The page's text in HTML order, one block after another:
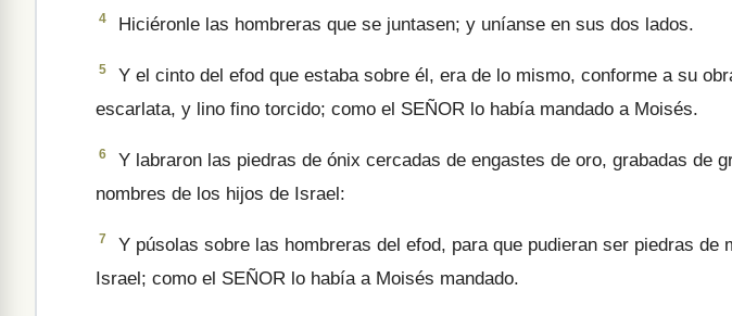
4 Hiciéronle las hombreras que se juntasen; y uníanse en sus dos lados.
5
Y el cinto del efod que estaba sobre él, era de lo mismo, conforme a su
escarlata, y lino fino tor­cido; como el SEÑOR lo había mandado a Moisés.
6
Y labraron las piedras de ónix cercadas de engastes de oro, grabadas de
nombres de los hijos de Israel:
7
Y púsolas sobre las hombreras del efod, para que pudieran ser piedras de
Israel; como el SEÑOR lo había a Moisés man­dado.